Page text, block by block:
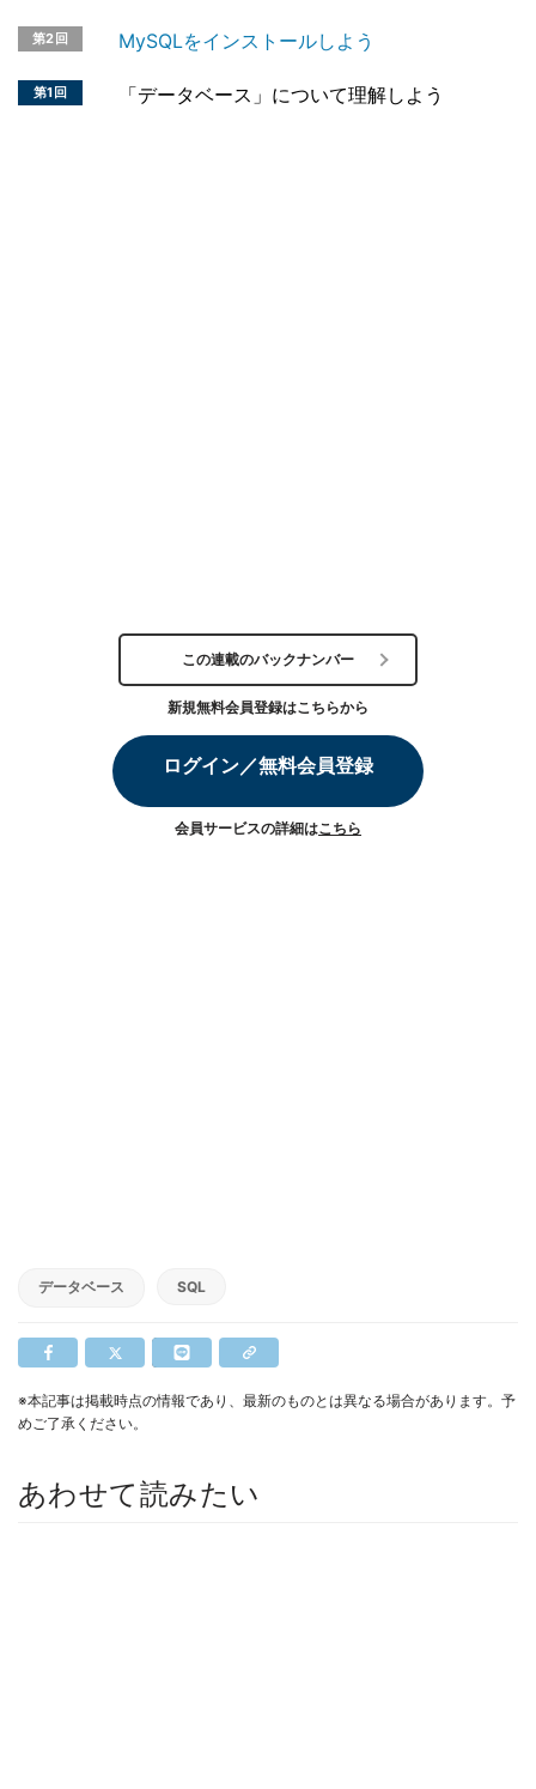
第2回 MySQLをインストールしよう
第1回 「データベース」について理解しよう
この連載のバックナンバー
新規無料会員登録はこちらから
ログイン／無料会員登録
会員サービスの詳細はこちら
データベース SQL
※本記事は掲載時点の情報であり、最新のものとは異なる場合があります。予
めご了承ください。
あわせて読みたい